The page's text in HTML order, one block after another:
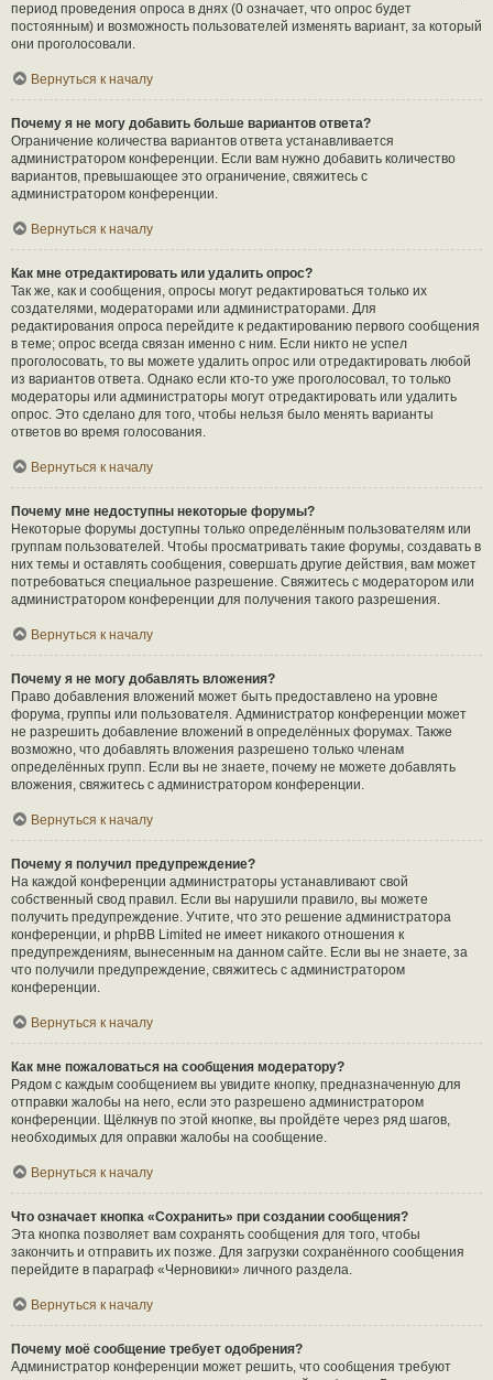
период проведения опроса в днях (0 означает, что опрос будет
постоянным) и возможность пользователей изменять вариант, за который
они проголосовали.
Вернуться к началу
Почему я не могу добавить больше вариантов ответа?
Ограничение количества вариантов ответа устанавливается
администратором конференции. Если вам нужно добавить количество
вариантов, превышающее это ограничение, свяжитесь с
администратором конференции.
Вернуться к началу
Как мне отредактировать или удалить опрос?
Так же, как и сообщения, опросы могут редактироваться только их
создателями, модераторами или администраторами. Для
редактирования опроса перейдите к редактированию первого сообщения
в теме; опрос всегда связан именно с ним. Если никто не успел
проголосовать, то вы можете удалить опрос или отредактировать любой
из вариантов ответа. Однако если кто-то уже проголосовал, то только
модераторы или администраторы могут отредактировать или удалить
опрос. Это сделано для того, чтобы нельзя было менять варианты
ответов во время голосования.
Вернуться к началу
Почему мне недоступны некоторые форумы?
Некоторые форумы доступны только определённым пользователям или
группам пользователей. Чтобы просматривать такие форумы, создавать в
них темы и оставлять сообщения, совершать другие действия, вам может
потребоваться специальное разрешение. Свяжитесь с модератором или
администратором конференции для получения такого разрешения.
Вернуться к началу
Почему я не могу добавлять вложения?
Право добавления вложений может быть предоставлено на уровне
форума, группы или пользователя. Администратор конференции может
не разрешить добавление вложений в определённых форумах. Также
возможно, что добавлять вложения разрешено только членам
определённых групп. Если вы не знаете, почему не можете добавлять
вложения, свяжитесь с администратором конференции.
Вернуться к началу
Почему я получил предупреждение?
На каждой конференции администраторы устанавливают свой
собственный свод правил. Если вы нарушили правило, вы можете
получить предупреждение. Учтите, что это решение администратора
конференции, и phpBB Limited не имеет никакого отношения к
предупреждениям, вынесенным на данном сайте. Если вы не знаете, за
что получили предупреждение, свяжитесь с администратором
конференции.
Вернуться к началу
Как мне пожаловаться на сообщения модератору?
Рядом с каждым сообщением вы увидите кнопку, предназначенную для
отправки жалобы на него, если это разрешено администратором
конференции. Щёлкнув по этой кнопке, вы пройдёте через ряд шагов,
необходимых для оправки жалобы на сообщение.
Вернуться к началу
Что означает кнопка «Сохранить» при создании сообщения?
Эта кнопка позволяет вам сохранять сообщения для того, чтобы
закончить и отправить их позже. Для загрузки сохранённого сообщения
перейдите в параграф «Черновики» личного раздела.
Вернуться к началу
Почему моё сообщение требует одобрения?
Администратор конференции может решить, что сообщения требуют